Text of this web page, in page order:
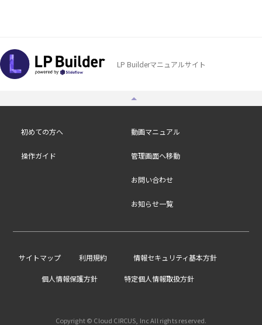
LP Builderマニュアルサイト
初めての方へ 動画マニュアル
操作ガイド 管理画面へ移動
お問い合わせ
お知らせ一覧
サイトマップ 利用規約 情報セキュリティ基本方針
個人情報保護方針 特定個人情報取扱方針
Copyright © Cloud CIRCUS, Inc All rights reserved.